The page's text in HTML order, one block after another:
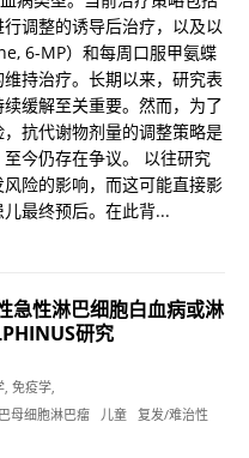
调整的诱导后治疗，以及以
6-MP）和每周口服甲氨蝶
持治疗。长期以来，研究表
缓解至关重要。然而，为了
抗代谢物剂量的调整策略是
今仍存在争议。 以往研究
险的影响，而这可能直接影
最终预后。在此背...
急性淋巴细胞白血病或淋
研究
免疫学
母细胞淋巴瘤 儿童 复发/难治性